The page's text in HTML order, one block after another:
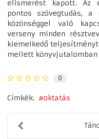
elismerést kapott. Az
pontos szövegtudás, a
közönséggel való
verseny minden
kiemelkedő
mellett könyvjutalomban
0
Címkék: oktatás